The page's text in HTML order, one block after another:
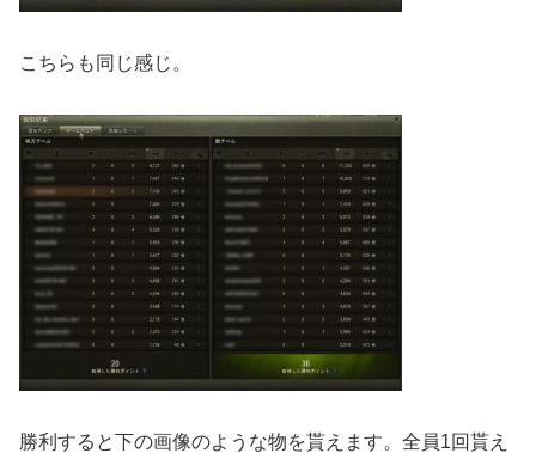
こちらも同じ感じ。
勝利すると下の画像のような物を貰えます。全員1回貰え